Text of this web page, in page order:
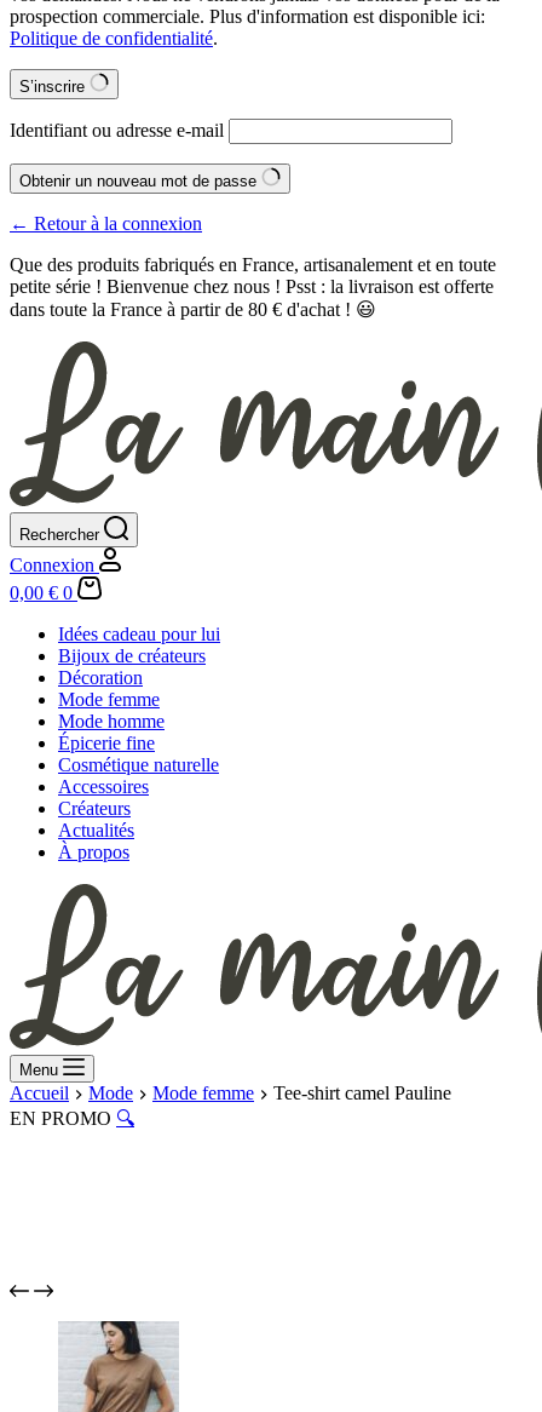
prospection commerciale. Plus d'information est disponible ici:
Politique de confidentialité.
S’inscrire
Identifiant ou adresse e-mail
Obtenir un nouveau mot de passe
← Retour à la connexion
Que des produits fabriqués en France, artisanalement et en toute
petite série ! Bienvenue chez nous ! Psst : la livraison est offerte
dans toute la France à partir de 80 € d'achat ! 😃
Rechercher
Connexion
Panier
d’achat
0,00 € 0
Idées cadeau pour lui
Bijoux de créateurs
Décoration
Mode femme
Mode homme
Épicerie fine
Cosmétique naturelle
Accessoires
Créateurs
Actualités
À propos
Menu
Accueil Mode Mode femme
Tee-shirt camel Pauline
EN PROMO 🔍